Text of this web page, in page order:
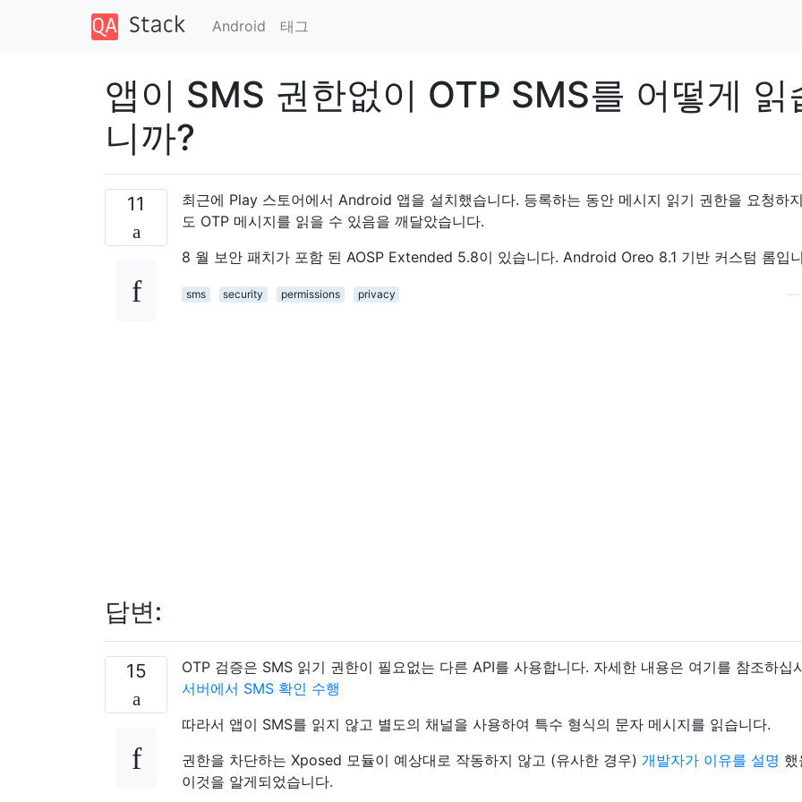
Android 태그
앱이 SMS 권한없이 OTP SMS를 어떻게 읽
니까?
11
최근에 Play 스토어에서 Android 앱을 설치했습니다. 등록하는 동안 메시지 읽기 권한을 요청하
도 OTP 메시지를 읽을 수 있음을 깨달았습니다.
8 월 보안 패치가 포함 된 AOSP Extended 5.8이 있습니다. Android Oreo 8.1 기반 커스텀 롬입
sms security permissions privacy
답변:
15 OTP 검증은 SMS 읽기 권한이 필요없는 다른 API를 사용합니다. 자세한 내용은 여기를 참조하십
서버에서 SMS 확인 수행
따라서 앱이 SMS를 읽지 않고 별도의 채널을 사용하여 특수 형식의 문자 메시지를 읽습니다.
권한을 차단하는 Xposed 모듈이 예상대로 작동하지 않고 (유사한 경우) 개발자가 이유를 설명 했
이것을 알게되었습니다.